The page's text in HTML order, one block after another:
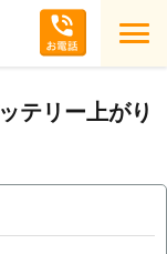
テリー上がり